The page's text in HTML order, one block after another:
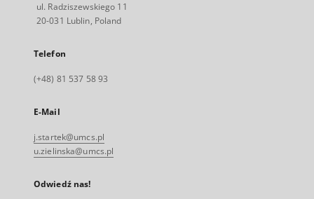
ul. Radziszewskiego 11
20-031 Lublin, Poland
Telefon
(+48) 81 537 58 93
E-Mail
j.startek@umcs.pl
u.zielinska@umcs.pl
Odwiedź nas!